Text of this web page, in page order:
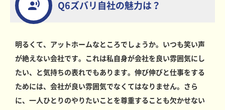
Q6ズバリ自社の魅力は？
明るくて、アットホームなところでしょうか。いつも笑い声
が絶えない会社です。これは私自身が会社を良い雰囲気にし
たい、と気持ちの表れでもあります。伸び伸びと仕事をする
ためには、会社が良い雰囲気でなくてはなりません。さら
に、一人ひとりのやりたいことを尊重することも欠かせない